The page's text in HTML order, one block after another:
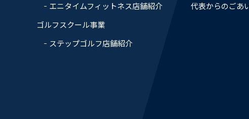
エニタイムフィットネス店舗紹介
ゴルフスクール事業
ステップゴルフ店舗紹介
代表からのごあ